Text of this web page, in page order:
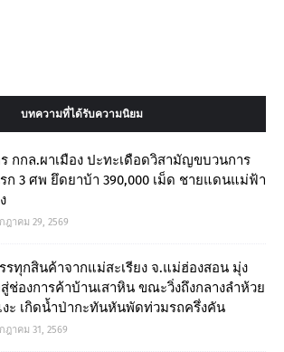
บทความที่ได้รับความนิยม
กกล.ผาเมือง ปะทะเดือดวิสามัญขบวนการ
ก 3 ศพ ยึดยาบ้า 390,000 เม็ด ชายแดนแม่ฟ้า
ฎาคม 29, 2569
รทุกสินค้าจากแม่สะเรียง จ.แม่ฮ่องสอน มุ่ง
ช่องการค้าบ้านเสาหิน ขณะวิ่งถึงกลางลำห้วย
ะ เกิดน้ำป่ากะทันหันพัดท่วมรถครึ่งคัน
ฎาคม 31, 2569